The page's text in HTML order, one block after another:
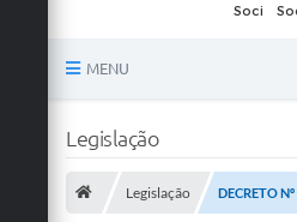
MENU
Legislação
Legislação DECRETO